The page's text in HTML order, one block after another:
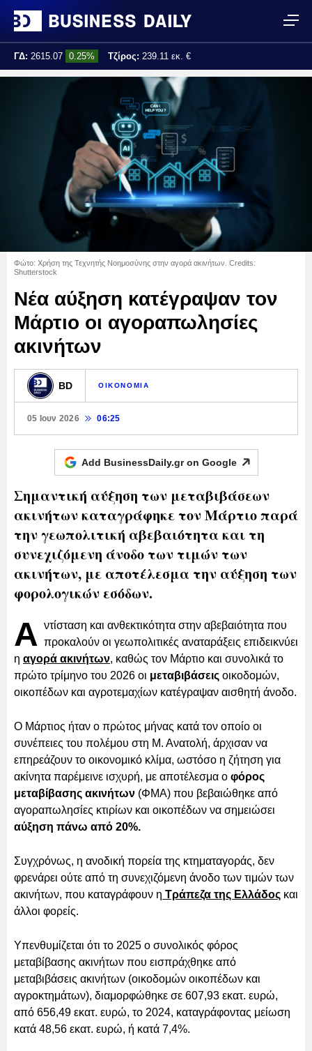
ΓΔ: 2615.07 0.25% Τζίρος: 239.11 εκ. €
Τελ. ενημέρωση:
Φώτο: Χρήση της Τεχνητής Νοημοσύνης στην αγορά ακινήτων. Credits:
Shutterstock
Νέα αύξηση κατέγραψαν τον
Μάρτιο οι αγοραπωλησίες
ακινήτων
BD ΟΙΚΟΝΟΜΙΑ
05 Ιουν 2026 06:25
Add BusinessDaily.gr on Google
Σημαντική αύξηση των μεταβιβάσεων
ακινήτων καταγράφηκε τον Μάρτιο παρά
την γεωπολιτική αβεβαιότητα και τη
συνεχιζόμενη άνοδο των τιμών των
ακινήτων, με αποτέλεσμα την αύξηση των
φορολογικών εσόδων.
Α ντίσταση και ανθεκτικότητα στην αβεβαιότητα που
προκαλούν οι γεωπολιτικές αναταράξεις επιδεικνύει
η αγορά ακινήτων, καθώς τον Μάρτιο και συνολικά το
πρώτο τρίμηνο του 2026 οι μεταβιβάσεις οικοδομών,
οικοπέδων και αγροτεμαχίων κατέγραψαν αισθητή άνοδο.
Ο Μάρτιος ήταν ο πρώτος μήνας κατά τον οποίο οι
συνέπειες του πολέμου στη Μ. Ανατολή, άρχισαν να
επηρεάζουν το οικονομικό κλίμα, ωστόσο η ζήτηση για
ακίνητα παρέμεινε ισχυρή, με αποτέλεσμα ο φόρος
μεταβίβασης ακινήτων (ΦΜΑ) που βεβαιώθηκε από
αγοραπωλησίες κτιρίων και οικοπέδων να σημειώσει
αύξηση πάνω από 20%.
Συγχρόνως, η ανοδική πορεία της κτηματαγοράς, δεν
φρενάρει ούτε από τη συνεχιζόμενη άνοδο των τιμών των
ακινήτων, που καταγράφουν η Τράπεζα της Ελλάδος και
άλλοι φορείς.
Υπενθυμίζεται ότι το 2025 ο συνολικός φόρος
μεταβίβασης ακινήτων που εισπράχθηκε από
μεταβιβάσεις ακινήτων (οικοδομών οικοπέδων και
αγροκτημάτων), διαμορφώθηκε σε 607,93 εκατ. ευρώ,
από 656,49 εκατ. ευρώ, το 2024, καταγράφοντας μείωση
κατά 48,56 εκατ. ευρώ, ή κατά 7,4%.